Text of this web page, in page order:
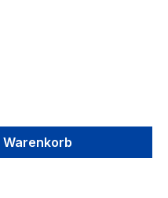
Wert
Warenkorb